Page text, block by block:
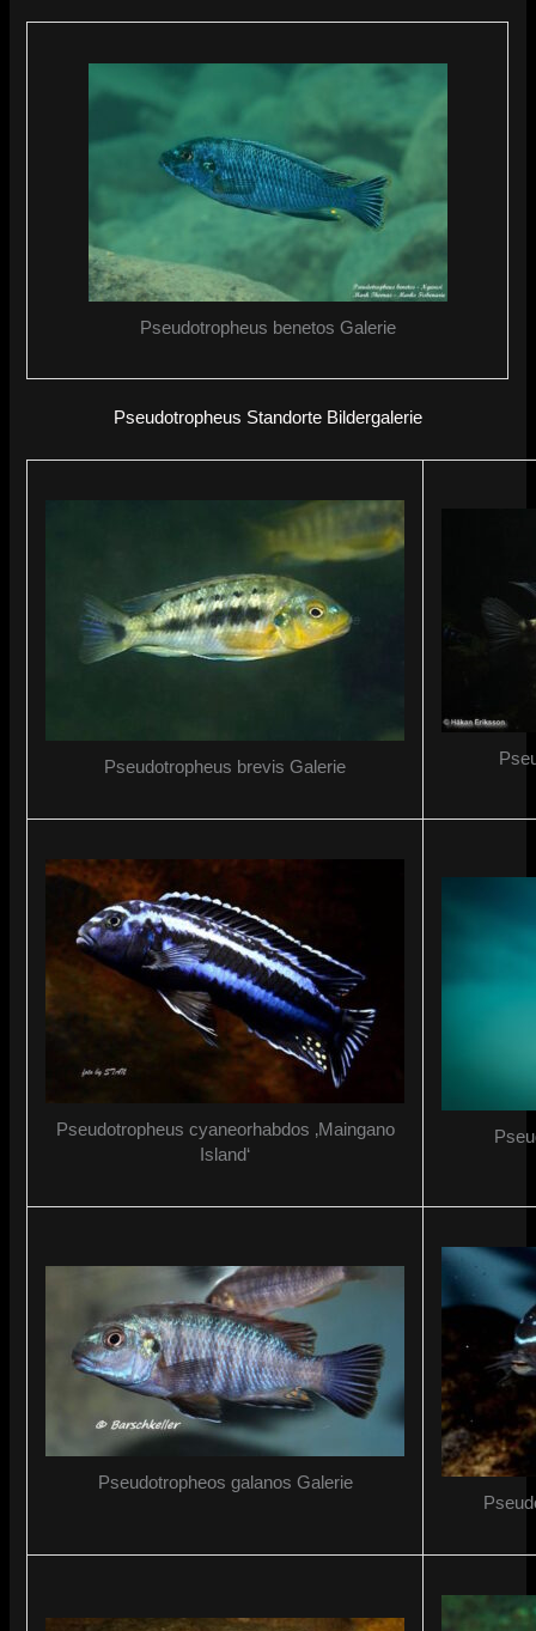
Pseudotropheus benetos Galerie
Pseudotropheus Standorte Bildergalerie
Pseudotropheus brevis Galerie
Pseudotropheus cyaneorhabdos ‚Maingano
Island‘
Pseudotropheos galanos Galerie